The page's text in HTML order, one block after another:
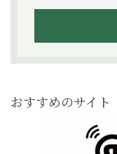
おすすめのサイト